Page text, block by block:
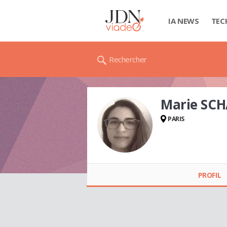
IA NEWS
Rechercher
Marie
PARIS
PROFIL